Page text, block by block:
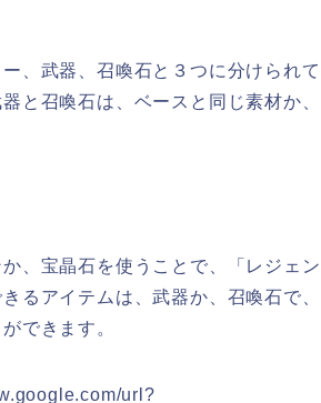
ー、武器、召喚石と３つに分けられ
と召喚石は、ベースと同じ素材か
、宝晶石を使うことで、「レジェ
るアイテ ムは、武器か、召喚石で
できます。
url?